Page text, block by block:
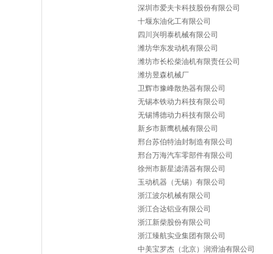
深圳市爱夫卡科技股份有限公司
十堰东油化工有限公司
四川兴明泰机械有限公司
潍坊华东发动机有限公司
潍坊市长松柴油机有限责任公司
潍坊昱森机械厂
卫辉市豫峰散热器有限公司
无锡本铁动力科技有限公司
无锡博德动力科技有限公司
新乡市新鹰机械有限公司
邢台苏伯特油封制造有限公司
邢台万海汽车零部件有限公司
徐州市新星滤清器有限公司
玉动机器（无锡）有限公司
浙江波尔机械有限公司
浙江合达铝业有限公司
浙江新柴股份有限公司
浙江臻航实业集团有限公司
中美宝罗杰（北京）润滑油有限公司